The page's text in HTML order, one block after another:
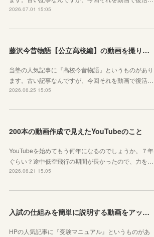
2026.07.01 15:05
藤沢今昔物語【公立高校編】の動画を撮りました！
当塾の人気記事に『高校今昔物語』というものがあり
ます。古い記事なんですが、今回それを動画で復活…
2026.06.25 15:05
200本の動画作成で見えたYouTubeのこと
YouTubeを始めてもう何年になるのでしょうか。７年
ぐらい？途中低空飛行の期間が長かったので、力を…
2026.06.21 15:05
入試の仕組みを簡単に説明する動画をアップしました
HPの人気記事に『受験マニュアル』というものがあ